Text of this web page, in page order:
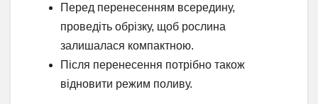
Перед перенесенням всередину,
проведіть обрізку, щоб рослина
залишалася компактною.
Після перенесення потрібно також
відновити режим поливу.